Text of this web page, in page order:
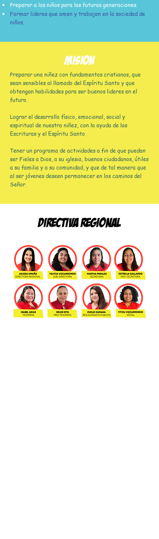
Preparar a los niños para las futuras generaciones.
Formar lideres que amen y trabajen en la sociedad de
niños.
MISION
Preparar una niñez con fundamentos cristianos, que
sean sensibles al llamado del Espíritu Santo y que
obtengan habilidades para ser buenos lideres en el
futuro.
Lograr el desarrollo físico, emocional, social y
espiritual de nuestra niñez, con la ayuda de las
Escrituras y el Espíritu Santo.
Tener un programa de actividades a fin de que puedan
ser Fieles a Dios, a su iglesia, buenos ciudadanos, útiles
a su familia y a su comunidad, y que de tal manera que
al ser jóvenes deseen permanecer en los caminos del
Señor.
directiva regional